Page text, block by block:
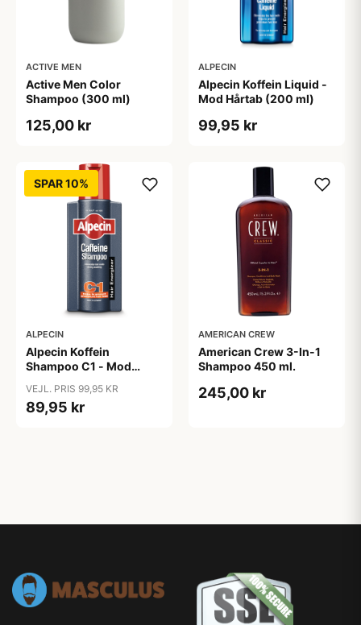
ACTIVE MEN
Active Men Color
Shampoo (300 ml)
125,00 kr
ALPECIN
Alpecin Koffein Liquid -
Mod Hårtab (200 ml)
99,95 kr
SPAR 10%
ALPECIN
Alpecin Koffein
Shampoo C1 - Mod
VEJL. PRIS 99,95 KR
89,95 kr
AMERICAN CREW
American Crew 3-In-1
Shampoo 450 ml.
245,00 kr